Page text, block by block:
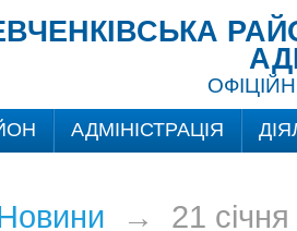
АДМІНІСТРАЦІЯ
→ 21